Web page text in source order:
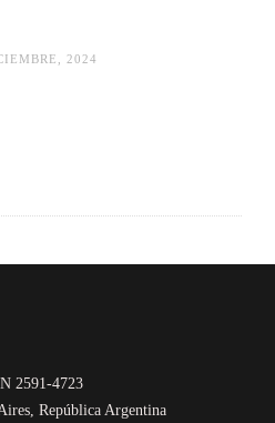
2024
2591-4723
República Argentina